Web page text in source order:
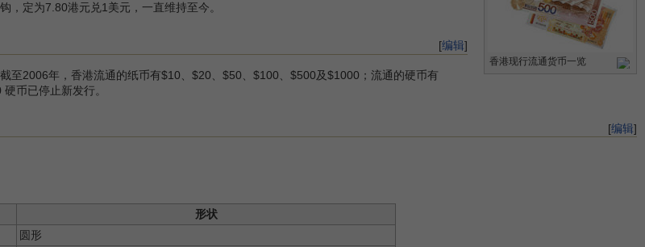
香港现行流通货币一览
，定为7.80港元兑1美元，一直维持至今。
[编辑]
2006年，香港流通的纸币有$10、$20、$50、$100、$500及$1000；流通的硬币有
币已停止新发行。
[编辑]
形状
圆形